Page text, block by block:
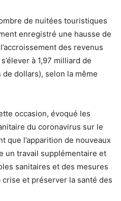
de nuitées touristiques
enregistré une hausse de
des revenus
à 1,97 milliard de
dollars), selon la même
occasion, évoqué les
du coronavirus sur le
que l’apparition de nouveaux
un travail supplémentaire et
sanitaires et des mesures
et préserver la santé des